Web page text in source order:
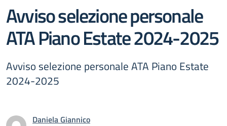
Avviso selezione personale
ATA Piano Estate 2024-2025
Avviso selezione personale ATA Piano Estate
2024-2025
Daniela Giannico